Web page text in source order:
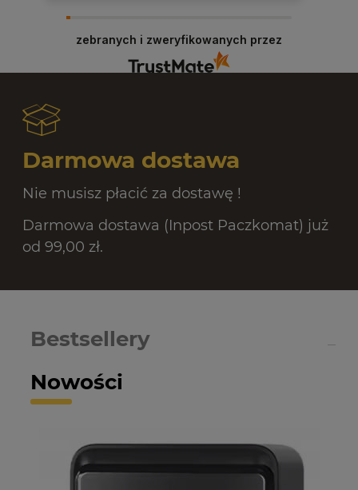
możemy zapewnić odpowiednią obsługę tak
świetnym klientom. Dziękujemy raz jeszcze!
zebranych i zweryfikowanych przez
Darmowa dostawa
Nie musisz płacić za dostawę !
Darmowa dostawa (Inpost Paczkomat) już
od 99,00 zł.
Nowości
Bestsellery